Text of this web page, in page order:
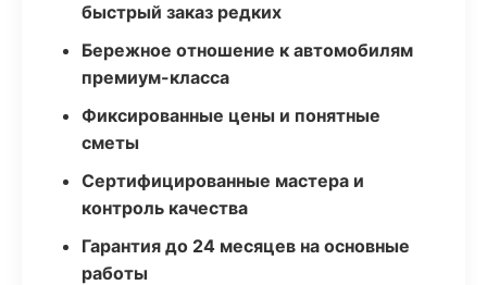
быстрый заказ редких
Бережное отношение к автомобилям
премиум-класса
Фиксированные цены и понятные
сметы
Сертифицированные мастера и
контроль качества
Гарантия до 24 месяцев на основные
работы